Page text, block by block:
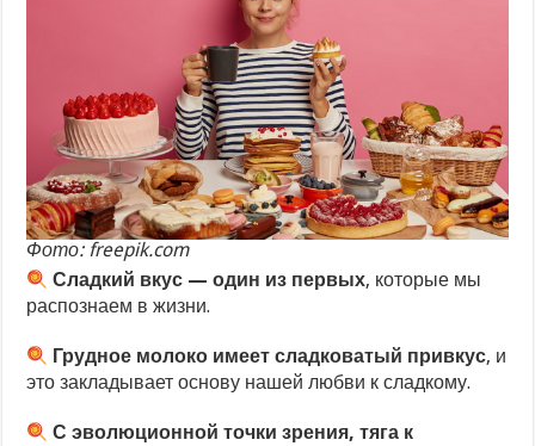
Фото: freepik.com
Сладкий вкус — один из первых, которые мы
распознаем в жизни.
Грудное молоко имеет сладковатый привкус, и
это закладывает основу нашей любви к сладкому.
С эволюционной точки зрения, тяга к